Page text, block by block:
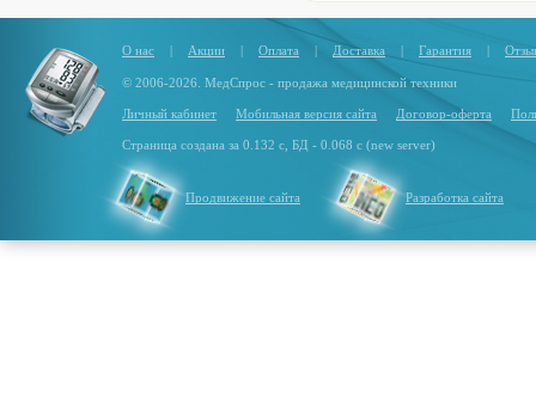
О нас | Акции | Оплата | Доставка | Гарантия |
© 2006-2026. МедСпрос - продажа медицинской техники
Личный кабинет Мобильная версия сайта Договор-оферта
Страница создана за 0.132 с, БД - 0.068 с (new server)
Продвижение сайта Разработка сайта